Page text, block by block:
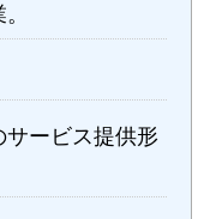
ービス提供形